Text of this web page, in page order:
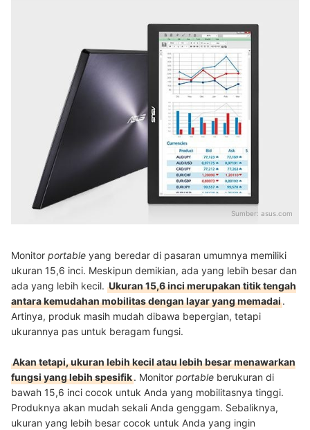
Sumber: asus.com
Monitor portable yang beredar di pasaran umumnya memiliki
ukuran 15,6 inci. Meskipun demikian, ada yang lebih besar dan
ada yang lebih kecil. Ukuran 15,6 inci merupakan titik tengah
antara kemudahan mobilitas dengan layar yang memadai.
Artinya, produk masih mudah dibawa bepergian, tetapi
ukurannya pas untuk beragam fungsi.
Akan tetapi, ukuran lebih kecil atau lebih besar menawarkan
fungsi yang lebih spesifik. Monitor portable berukuran di
bawah 15,6 inci cocok untuk Anda yang mobilitasnya tinggi.
Produknya akan mudah sekali Anda genggam. Sebaliknya,
ukuran yang lebih besar cocok untuk Anda yang ingin